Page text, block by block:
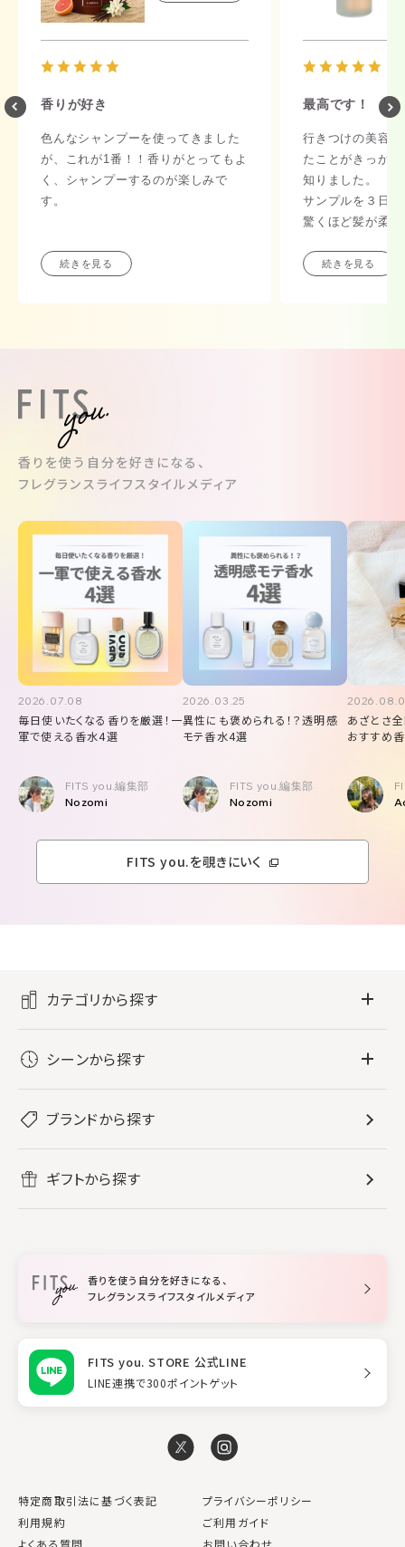
香りが好き
色んなシャンプーを使ってきました
が、これが1番！！香りがとってもよ
く、シャンプーするのが楽しみで
す。
続きを見る
最高です！
行きつけの美容
たことがきっか
知りました。
サンプルを３日
驚くほど髪が柔
っていきたい！
す。また翌朝も
続きを見る
香りを使う自分を好きになる、
フレグランスライフスタイルメディア
2026.07.08
毎日使いたくなる香りを厳選！一
軍で使える香水4選
FITS you.編集部
Nozomi
2026.03.25
異性にも褒められる！？透明感
モテ香水4選
FITS you.編集部
Nozomi
あざとさ
おすすめ
FITS you.を覗きにいく
カテゴリから探す
レディース香水
メンズ香水
ボディミスト・スプレー
すべてのバス・ボディケア
ボディ・ハンドクリーム
入浴剤
ホームフレグランス
すべてのホームフレグランス
ルームフレグランス
スタイリング
シーンから探す
リフレッシュしたい
ブランドから探す
ギフトから探す
香りを使う自分を好きになる、
フレグランスライフスタイルメディア
FITS you. STORE 公式LINE
LINE連携で300ポイントゲット
特定商取引法に基づく表記
プライバシーポリシー
利用規約
ご利用ガイド
よくある質問
お問い合わせ